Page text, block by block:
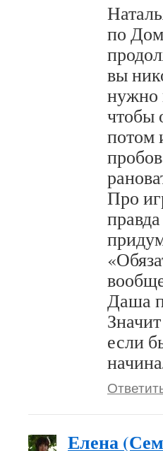
по
вы
нужно
чтобы
потом
Про
Даша
если
Елена